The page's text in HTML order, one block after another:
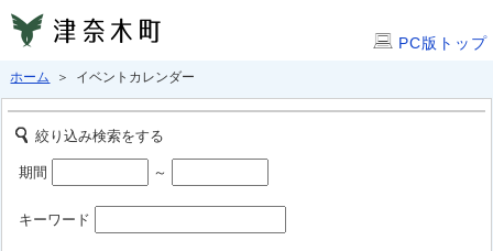
PC版トップ
ホーム ＞ イベントカレンダー
絞り込み検索をする
期間 ～
キーワード